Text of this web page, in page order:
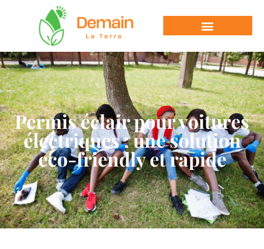
Permis éclair pour voitures
électriques : une solution
eco-friendly et rapide